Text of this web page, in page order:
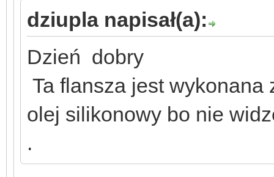
dziupla napisał(a):
Dzień dobry
Ta flansza jest
olej silikonowy bo nie
.